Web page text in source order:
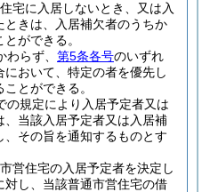
宅に入居しないとき、又は入
ときは、入居補欠者のうちか
ができる。
らず、 第5条各号のいずれ
おいて、特定の者を優先し
とができる。
の規定により入居予定者又は
、当該入居予定者又は入居補
その旨を通知するものとす
営住宅の入居予定者を決定し
し、当該普通市営住宅の借